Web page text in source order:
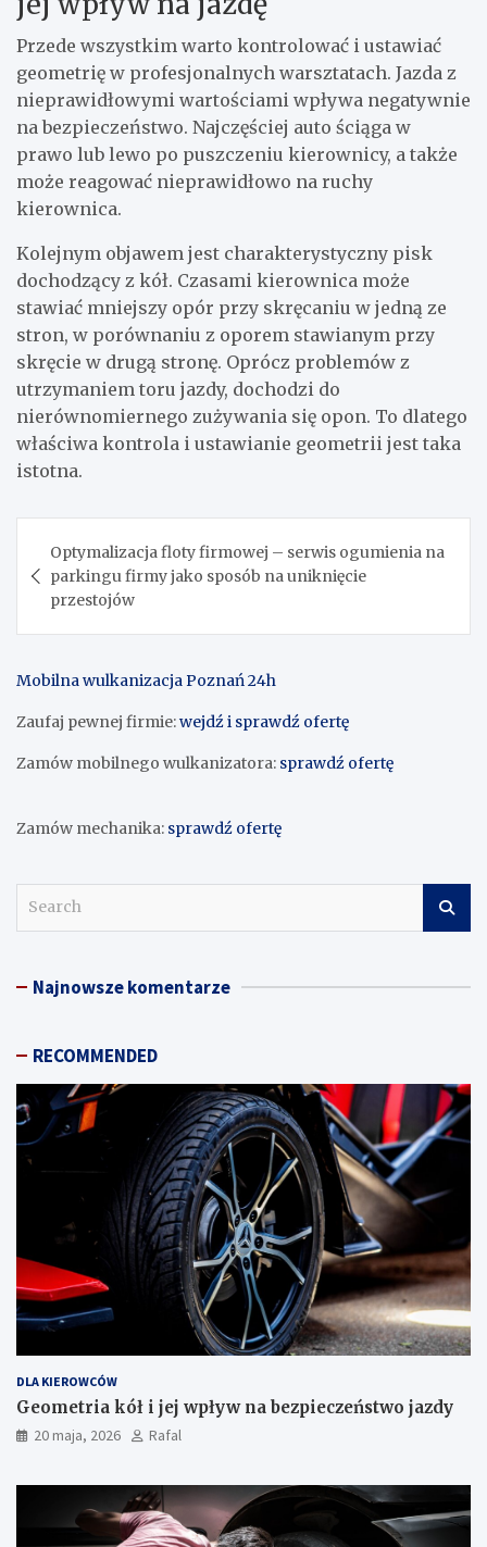
Przede wszystkim warto kontrolować i ustawiać
geometrię w profesjonalnych warsztatach. Jazda z
nieprawidłowymi wartościami wpływa negatywnie
na bezpieczeństwo. Najczęściej auto ściąga w
prawo lub lewo po puszczeniu kierownicy, a także
może reagować nieprawidłowo na ruchy
kierownica.
Kolejnym objawem jest charakterystyczny pisk
dochodzący z kół. Czasami kierownica może
stawiać mniejszy opór przy skręcaniu w jedną ze
stron, w porównaniu z oporem stawianym przy
skręcie w drugą stronę. Oprócz problemów z
utrzymaniem toru jazdy, dochodzi do
nierównomiernego zużywania się opon. To dlatego
właściwa kontrola i ustawianie geometrii jest taka
istotna.
wpisu
Optymalizacja floty firmowej – serwis ogumienia na
parkingu firmy jako sposób na uniknięcie
przestojów
Mobilna wulkanizacja Poznań 24h
Zaufaj pewnej firmie:wejdź i sprawdź ofertę
Zamów mobilnego wulkanizatora: sprawdź ofertę
Zamów mechanika: sprawdź ofertę
c Najnowsze komentarze
RECOMMENDED
DLA KIEROWCÓW
Geometria kół i jej wpływ na bezpieczeństwo jazdy
20 maja, 2026 Rafal